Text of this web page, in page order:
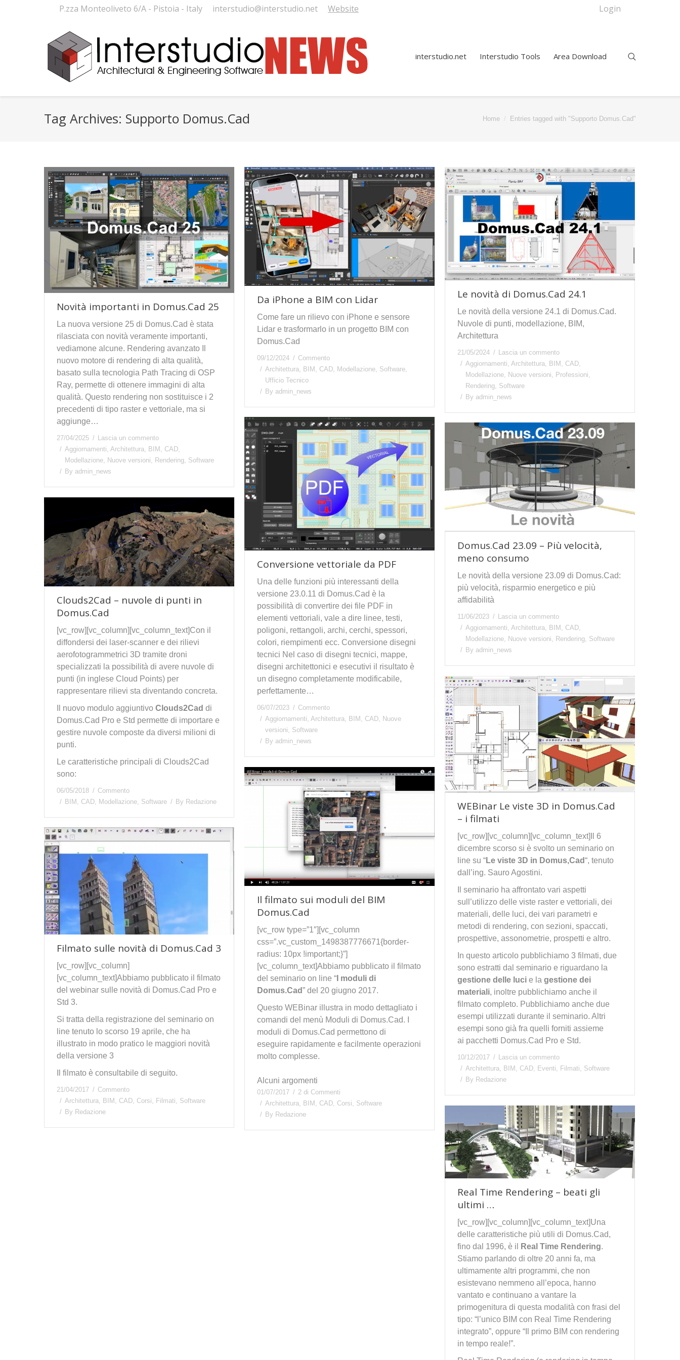
P.zza Monteoliveto 6/A - Pistoia - Italy interstudio@interstudio.net Website Login
interstudio.net Interstudio Tools Area Download
Tag Archives: Supporto Domus.Cad Home Entries tagged with "Supporto Domus.Cad"
Novità importanti in Domus.Cad 25
La nuova versione 25 di Domus.Cad è stata
rilasciata con novità veramente importanti,
vediamone alcune. Rendering avanzato Il
nuovo motore di rendering di alta qualità,
basato sulla tecnologia Path Tracing di OSP
Ray, permette di ottenere immagini di alta
qualità. Questo rendering non sostituisce i 2
precedenti di tipo raster e vettoriale, ma si
aggiunge…
27/04/2025
Lascia un commento
Aggiornamenti, Architettura, BIM , CAD,
Modellazione, Nuove versioni, Rendering, Software
By admin_news
Da iPhone a BIM con Lidar
Come fare un rilievo con iPhone e sensore
Lidar e trasformarlo in un progetto BIM con
Domus.Cad
09/12/2024
Commento
Architettura
BIM CAD Modellazione Software
Ufficio Tecnico
By admin_news
Le novità di Domus.Cad 24.1
Le novità della versione 24.1 di Domus.Cad.
Nuvole di punti, modellazione, BIM,
Architettura
21/05/2024
Lascia un commento
Aggiornamenti Architettura BIM CAD
Modellazione
Nuove versioni Professioni
Rendering
Software
By admin_news
Conversione vettoriale da PDF
Una delle funzioni più interessanti della
versione 23.0.11 di Domus.Cad è la
possibilità di convertire dei file PDF in
elementi vettoriali, vale a dire linee, testi,
poligoni, rettangoli, archi, cerchi, spessori,
colori, riempimenti ecc. Conversione disegni
tecnici Nel caso di disegni tecnici, mappe,
disegni architettonici e esecutivi il risultato è
un disegno completamente modificabile,
perfettamente…
06/07/2023
Commento
Aggiornamenti Architettura BIM CAD Nuove
versioni
Software
By admin_news
Domus.Cad 23.09 – Più velocità,
meno consumo
Le novità della versione 23.09 di Domus.Cad:
più velocità, risparmio energetico e più
affidabilità
11/06/2023
Lascia un commento
Aggiornamenti Architettura BIM CAD
Modellazione
Nuove versioni Rendering
Software
By admin_news
Clouds2Cad – nuvole di punti in
Domus.Cad
[vc_row][vc_column][vc_column_text]Con il
diffondersi dei laser-scanner e dei rilievi
aerofotogrammetrici 3D tramite droni
specializzati la possibilità di avere nuvole di
punti (in inglese Cloud Points) per
rappresentare rilievi sta diventando concreta.
Il nuovo modulo aggiuntivo Clouds2Cad di
Domus.Cad Pro e Std permette di importare e
gestire nuvole composte da diversi milioni di
punti.
Le caratteristiche principali di Clouds2Cad
sono:
06/05/2018
Commento
BIM
CAD Modellazione Software By Redazione
WEBinar Le viste 3D in Domus.Cad
– i filmati
[vc_row][vc_column][vc_column_text]Il 6
dicembre scorso si è svolto un seminario on
line su “Le viste 3D in Domus,Cad“, tenuto
dall’ing. Sauro Agostini.
Il seminario ha affrontato vari aspetti
sull’utilizzo delle viste raster e vettoriali, dei
materiali, delle luci, dei vari parametri e
metodi di rendering, con sezioni, spaccati,
prospettive, assonometrie, prospetti e altro.
In questo articolo pubblichiamo 3 filmati, due
sono estratti dal seminario e riguardano la
gestione delle luci e la gestione dei
materiali, inoltre pubblichiamo anche il
filmato completo. Pubblichiamo anche due
esempi utilizzati durante il seminario. Altri
esempi sono già fra quelli forniti assieme
ai pacchetti Domus.Cad Pro e Std.
10/12/2017
Lascia un commento
Architettura
BIM CAD Eventi Filmati
Software
By Redazione
Il filmato sui moduli del BIM
Domus.Cad
[vc_row type=”1″][vc_column
css=”.vc_custom_1498387776671{border-
radius: 10px !important;}”]
[vc_column_text]Abbiamo pubblicato il filmato
del seminario on line “ I moduli di
Domus.Cad” del 20 giugno 2017.
Questo WEBinar illustra in modo dettagliato i
comandi del menù Moduli di Domus.Cad. I
moduli di Domus.Cad permettono di
eseguire rapidamente e facilmente operazioni
molto complesse.
Alcuni argomenti
01/07/2017
2 di Commenti
Architettura, BIM , CAD, Corsi, Software
By Redazione
Filmato sulle novità di Domus.Cad 3
[vc_row][vc_column]
[vc_column_text]Abbiamo pubblicato il filmato
del webinar sulle novità di Domus.Cad Pro e
Std 3.
Si tratta della registrazione del seminario on
line tenuto lo scorso 19 aprile, che ha
illustrato in modo pratico le maggiori novità
della versione 3
Il filmato è consultabile di seguito.
21/04/2017
Commento
Architettura, BIM , CAD, Corsi, Filmati, Software
By Redazione
Real Time Rendering – beati gli
ultimi …
[vc_row][vc_column][vc_column_text]Una
delle caratteristiche più utili di Domus.Cad,
fino dal 1996, è il
Real Time Rendering.
Stiamo parlando di oltre 20 anni fa, ma
ultimamente altri programmi, che non
esistevano nemmeno all’epoca, hanno
vantato e continuano a vantare la
primogenitura di questa modalità con frasi del
tipo: “l’unico BIM con Real Time Rendering
integrato”, oppure “Il primo BIM con rendering
in tempo reale!”.